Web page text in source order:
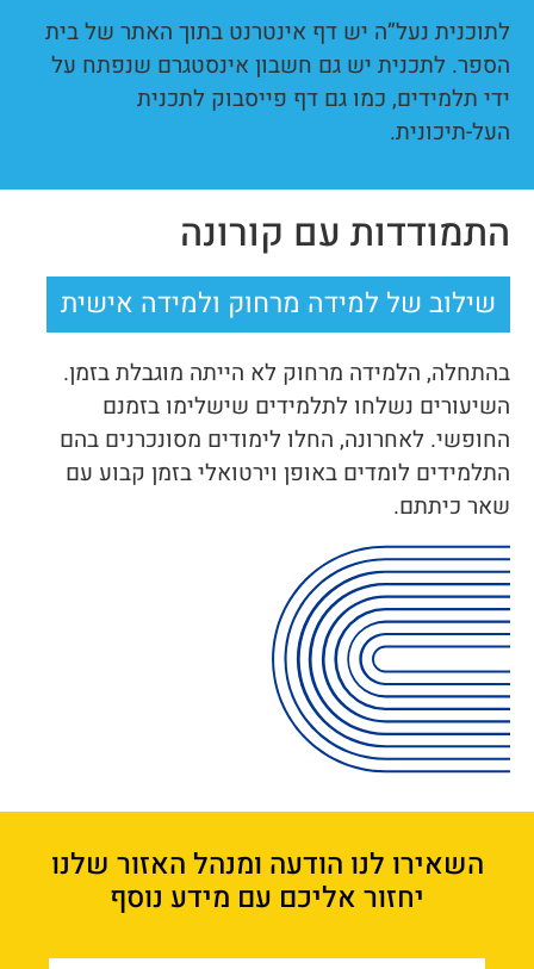
לתוכנית נעל”ה יש דף אינטרנט בתוך האתר של בית
הספר. לתכנית יש גם חשבון אינסטגרם שנפתח על
ידי תלמידים, כמו גם דף פייסבוק לתכנית
העל-תיכונית.
התמודדות עם קורונה
שילוב של למידה מרחוק ולמידה אישית
בהתחלה, הלמידה מרחוק לא הייתה מוגבלת בזמן.
השיעורים נשלחו לתלמידים שישלימו בזמנם
החופשי. לאחרונה, החלו לימודים מסונכרנים בהם
התלמידים לומדים באופן וירטואלי בזמן קבוע עם
שאר כיתתם.
השאירו לנו הודעה ומנהל האזור שלנו
יחזור אליכם עם מידע נוסף